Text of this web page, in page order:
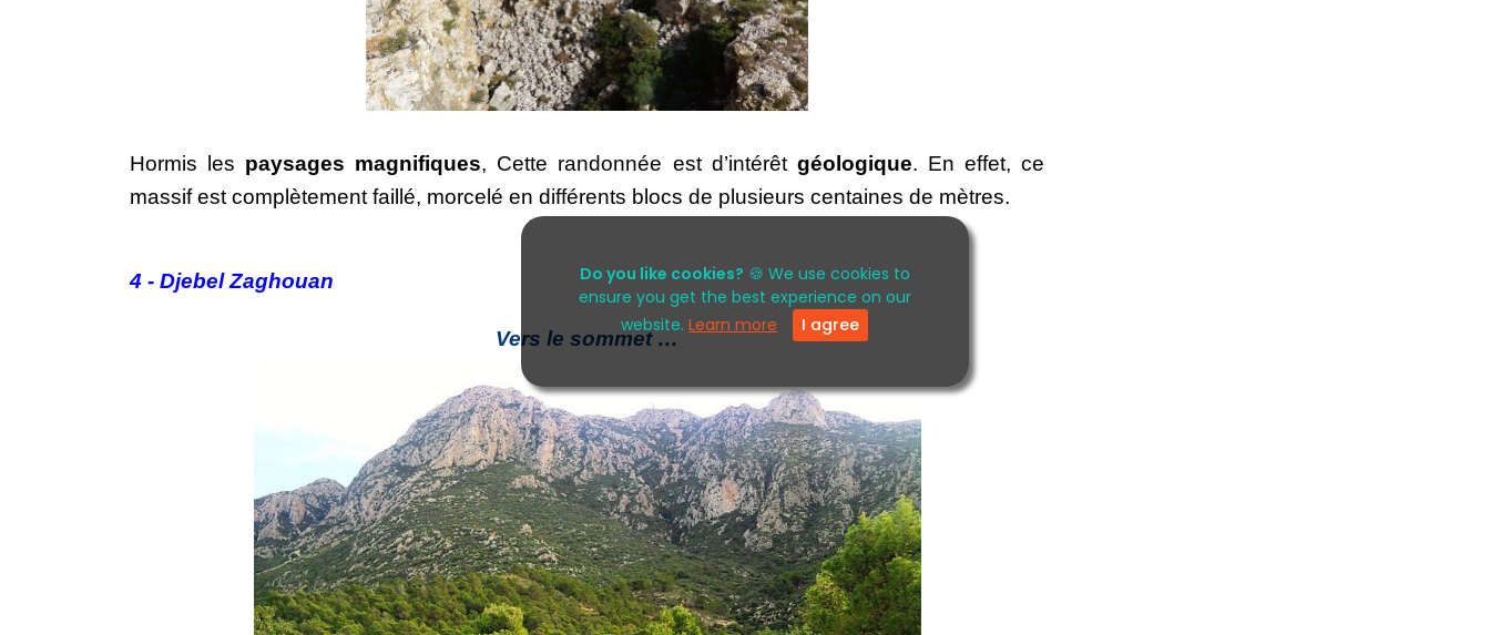
Do you like cookies? 🍪 We use cookies to
ensure you get the best experience on our
website.Learn more I agree
Hormis les paysages magnifiques, Cette randonnée est d’intérêt géologique. En effet, ce
massif est complètement faillé, morcelé en différents blocs de plusieurs centaines de mètres.
4 - Djebel Zaghouan
Vers le sommet …